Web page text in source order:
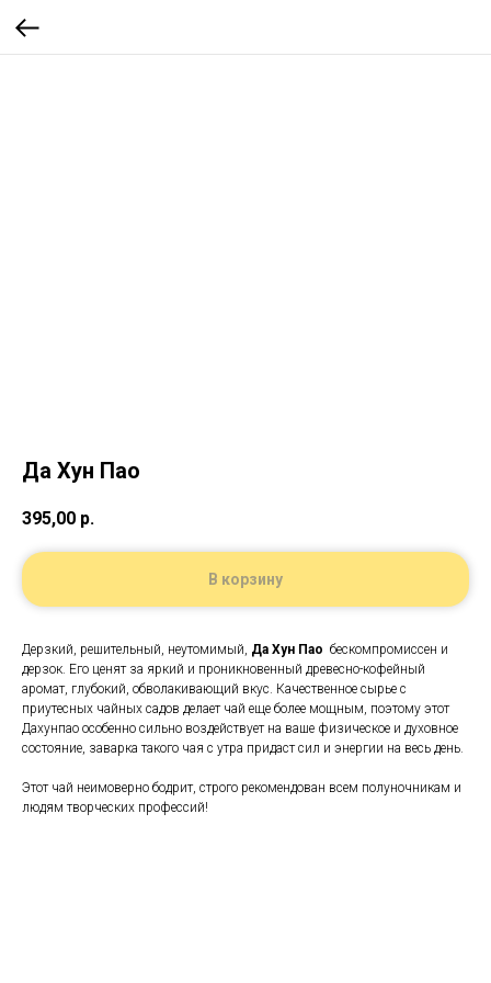
Да Хун Пао
395,00 р.
В корзину
Дерзкий, решительный, неутомимый, Да Хун Пао бескомпромиссен и
дерзок. Его ценят за яркий и проникновенный древесно-кофейный
аромат, глубокий, обволакивающий вкус. Качественное сырье с
приутесных чайных садов делает чай еще более мощным, поэтому этот
Дахунпао особенно сильно воздействует на ваше физическое и духовное
состояние, заварка такого чая с утра придаст сил и энергии на весь день.
Этот чай неимоверно бодрит, строго рекомендован всем полуночникам и
людям творческих профессий!